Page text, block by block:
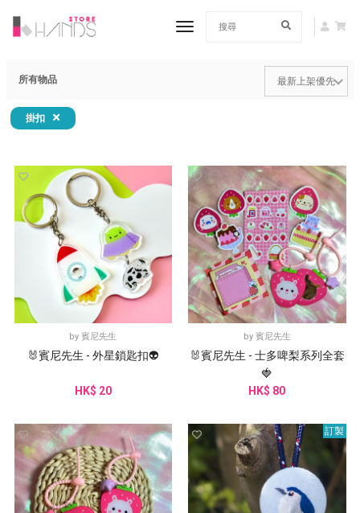
toggle navigation
所有物品
掛扣
by賓尼先生
🐰賓尼先生 - 外星鎖匙扣👽
HK$ 20
by 賓尼先生
🐰賓尼先生 - 士多啤梨系列全套
🍓
HK$ 80
訂製